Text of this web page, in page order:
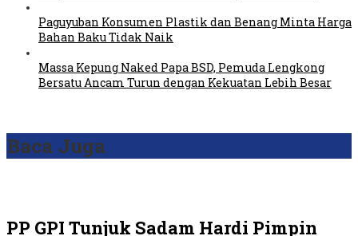
Paguyuban Konsumen Plastik dan Benang Minta Harga
Bahan Baku Tidak Naik
Massa Kepung Naked Papa BSD, Pemuda Lengkong
Bersatu Ancam Turun dengan Kekuatan Lebih Besar
Baca Juga
PP GPI Tunjuk Sadam Hardi Pimpin